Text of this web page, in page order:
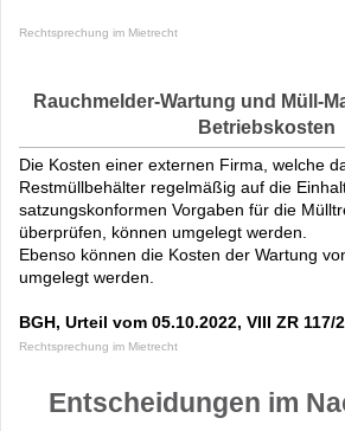
Rechtsprechung im Mietrecht
Rauchmelder-Wartung und Müll-
Betriebskosten
Die Kosten einer externen Firma, welche
Restmüllbehälter regelmäßig auf die
satzungskonformen Vorgaben für die
überprüfen, können umgelegt werden.
Ebenso können die Kosten der Wartung
umgelegt werden.
BGH, Urteil vom 05.10.2022, VIII ZR 117/
Rechtsprechung im Mietrecht
Entscheidungen im